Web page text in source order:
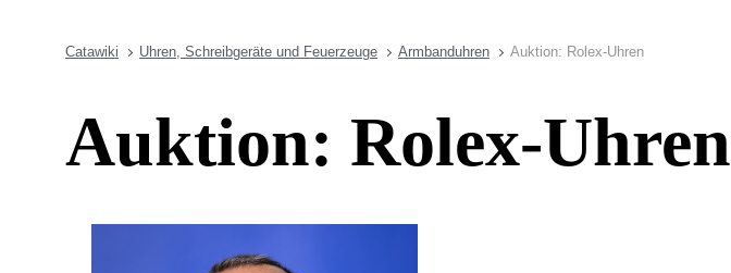
Catawiki Uhren, Schreibgeräte und Feuerzeuge Armbanduhren Auktion: Rolex-Uhren
Auktion: Rolex-Uhren